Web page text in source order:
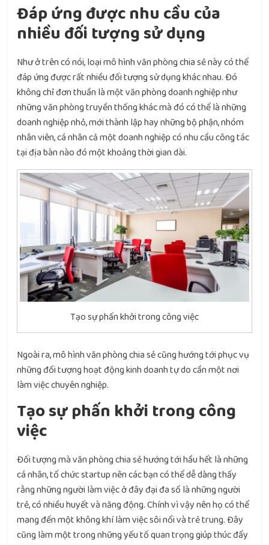
Đáp ứng được nhu cầu của
nhiều đối tượng sử dụng
Như ở trên có nói, loại mô hình văn phòng chia sẻ này có thể
đáp ứng được rất nhiều đối tượng sử dụng khác nhau. Đó
không chỉ đơn thuần là một văn phòng doanh nghiệp như
những văn phòng truyền thống khác mà đó có thể là những
doanh nghiệp nhỏ, mới thành lập hay những bộ phận, nhóm
nhân viên, cá nhân cả một doanh nghiệp có nhu cầu công tác
tại địa bàn nào đó một khoảng thời gian dài.
Tạo sự phấn khởi trong công việc
Ngoài ra, mô hình văn phòng chia sẻ cũng hướng tới phục vụ
những đối tượng hoạt động kinh doanh tự do cần một nơi
làm việc chuyên nghiệp.
Tạo sự phấn khởi trong công
việc
Đối tượng mà văn phòng chia sẻ hướng tới hầu hết là những
cá nhân, tổ chức startup nên các bạn có thể dễ dàng thấy
rằng những người làm việc ở đây đại đa số là những người
trẻ, có nhiều huyết và năng động. Chính vì vậy nên họ có thể
mang đến một không khí làm việc sôi nổi và trẻ trung. Đây
cũng làm một trong những yếu tố quan trọng giúp thúc đẩy